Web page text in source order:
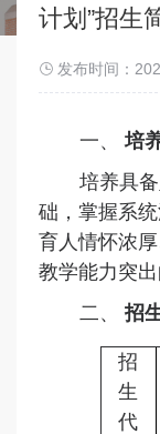
信息公示
招考政策
选择身份
信息系统登录
计划”招生
发布时间：
一、
培
培养具
础，掌握系
育人情怀浓
教学能力突
二、
招
招
生
代